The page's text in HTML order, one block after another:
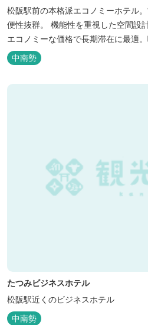
松阪駅前の本格派エコノミーホテル
便性抜群。 機能性を重視した空間設
エコノミーな価格で長期滞在に最適
ただけます。 無料サービス ・３０種類以上の和洋朝食ビュッフェ
（6:30～9:30） ・アルコールも無料
（18:00～20:00）
中南勢
たつみビジネスホテル
松阪駅近くのビジネスホテル
中南勢